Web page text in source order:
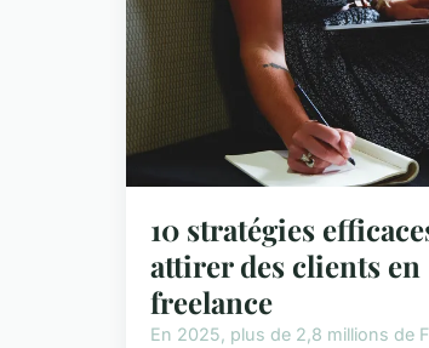
10 stratégies
attirer des clients en
freelance
En 2025, plus de 2,8 millions de